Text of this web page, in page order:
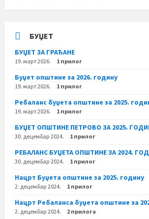
БУЏЕТ
БУЏЕТ ЗА ГРАЂАНЕ
19. март 2026. 1 прилог
Буџет општине за 2026. годину
19. март 2026. 1 прилог
Ребаланс буџета општине за 2025.
19. март 2026. 1 прилог
БУЏЕТ ОПШТИНЕ ПЕТРОВО ЗА 2025.
30. децембар 2024. 1 прилог
РЕБАЛАНС БУЏЕТА ОПШТИНЕ ЗА 2024.
30. децембар 2024. 1 прилог
Нацрт Буџета општине за 2025. годину
2. децембар 2024. 1 прилог
Нацрт Ребаланса буџета општине за
2. децембар 2024. 2 прилога